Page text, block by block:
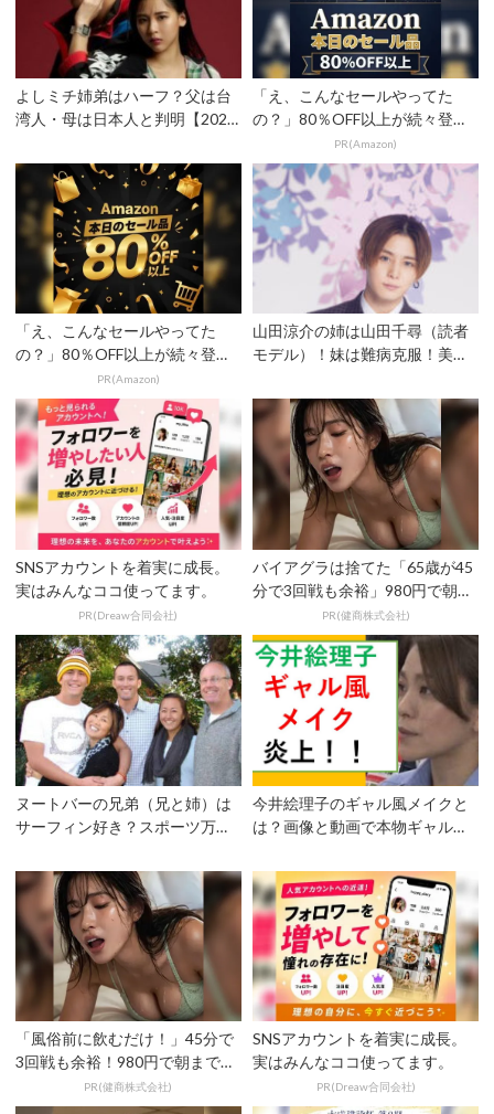
よしミチ姉弟はハーフ？父は台
湾人・母は日本人と判明【2026
「え、こんなセールやってた
の？」80％OFF以上が続々登
場！Amazonの本気が...
PR(Amazon)
「え、こんなセールやってた
の？」80％OFF以上が続々登
場！Amazonの本気が...
PR(Amazon)
山田涼介の姉は山田千尋（読者
モデル）！妹は難病克服！美形
SNSアカウントを着実に成長。
実はみんなココ使ってます。
PR(Dreaw合同会社)
バイアグラは捨てた「65歳が45
分で3回戦も余裕」980円で朝ま
で絶好調！PR(健商株式会社)
ヌートバーの兄弟（兄と姉）は
サーフィン好き？スポーツ万能
今井絵理子のギャル風メイクと
は？画像と動画で本物ギャルと
「風俗前に飲むだけ！」45分で
3回戦も余裕！980円で朝まで絶
PR(健商株式会社)
SNSアカウントを着実に成長。
実はみんなココ使ってます。
PR(Dreaw合同会社)